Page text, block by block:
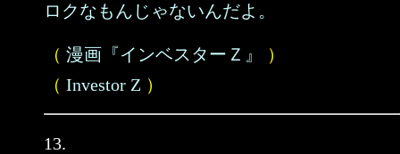
ロクなもんじゃないんだよ。
（ 漫画『インベスターＺ』
）
（ Investor Z ）
13.